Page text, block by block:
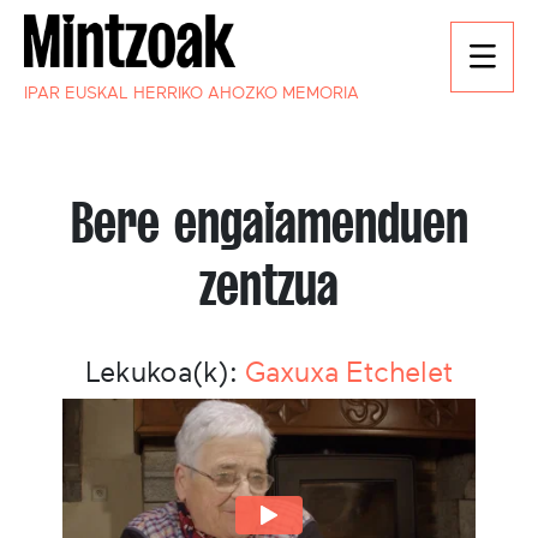
IPAR EUSKAL HERRIKO AHOZKO MEMORIA
Bere engaiamenduen
zentzua
Lekukoa(k): Gaxuxa Etchelet